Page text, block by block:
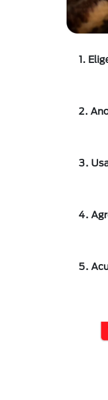
1.
2.
3.
4.
5.